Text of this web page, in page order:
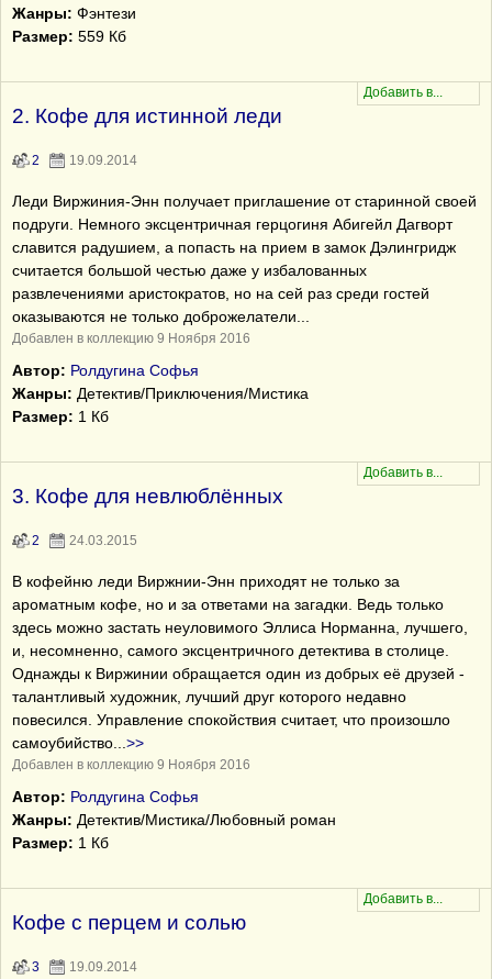
Жанры: Фэнтези
Размер: 559 Кб
2. Кофе для истинной леди
2 19.09.2014
Леди Виржиния-Энн получает приглашение от старинной своей
подруги. Немного эксцентричная герцогиня Абигейл Дагворт
славится радушием, а попасть на прием в замок Дэлингридж
считается большой честью даже у избалованных
развлечениями аристократов, но на сей раз среди гостей
оказываются не только доброжелатели...
Добавлен в коллекцию 9 Ноября 2016
Автор: Ролдугина Софья
Жанры: Детектив/Приключения/Мистика
Размер: 1 Кб
3. Кофе для невлюблённых
2 24.03.2015
В кофейню леди Виржнии-Энн приходят не только за
ароматным кофе, но и за ответами на загадки. Ведь только
здесь можно застать неуловимого Эллиса Норманна, лучшего,
и, несомненно, самого эксцентричного детектива в столице.
Однажды к Виржинии обращается один из добрых её друзей -
талантливый художник, лучший друг которого недавно
повесился. Управление спокойствия считает, что произошло
самоубийство
>>
Добавлен в коллекцию 9 Ноября 2016
Автор: Ролдугина Софья
Жанры: Детектив/Мистика/Любовный роман
Размер: 1 Кб
Кофе с перцем и солью
3 19.09.2014